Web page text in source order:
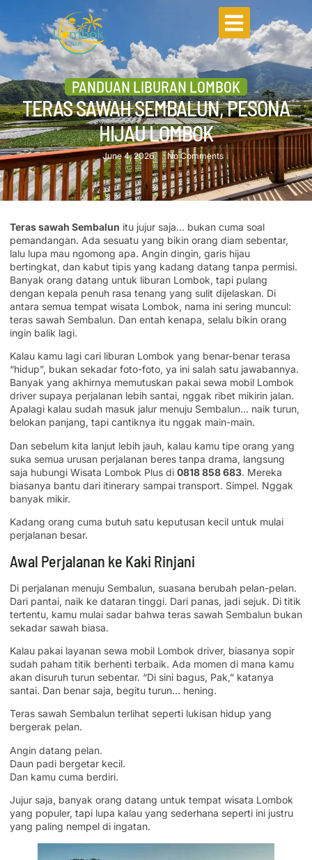
PANDUAN LIBURAN LOMBOK
TERAS SAWAH SEMBALUN, PESONA
HIJAU LOMBOK
June 4, 2026 No Comments
Teras sawah Sembalun itu jujur saja… bukan cuma soal
pemandangan. Ada sesuatu yang bikin orang diam sebentar,
lalu lupa mau ngomong apa. Angin dingin, garis hijau
bertingkat, dan kabut tipis yang kadang datang tanpa permisi.
Banyak orang datang untuk liburan Lombok, tapi pulang
dengan kepala penuh rasa tenang yang sulit dijelaskan. Di
antara semua tempat wisata Lombok, nama ini sering muncul:
teras sawah Sembalun. Dan entah kenapa, selalu bikin orang
ingin balik lagi.
Kalau kamu lagi cari liburan Lombok yang benar-benar terasa
“hidup”, bukan sekadar foto-foto, ya ini salah satu jawabannya.
Banyak yang akhirnya memutuskan pakai sewa mobil Lombok
driver supaya perjalanan lebih santai, nggak ribet mikirin jalan.
Apalagi kalau sudah masuk jalur menuju Sembalun… naik turun,
belokan panjang, tapi cantiknya itu nggak main-main.
Dan sebelum kita lanjut lebih jauh, kalau kamu tipe orang yang
suka semua urusan perjalanan beres tanpa drama, langsung
saja hubungi Wisata Lombok Plus di 0818 858 683. Mereka
biasanya bantu dari itinerary sampai transport. Simpel. Nggak
banyak mikir.
Kadang orang cuma butuh satu keputusan kecil untuk mulai
perjalanan besar.
Awal Perjalanan ke Kaki Rinjani
Di perjalanan menuju Sembalun, suasana berubah pelan-pelan.
Dari pantai, naik ke dataran tinggi. Dari panas, jadi sejuk. Di titik
tertentu, kamu mulai sadar bahwa teras sawah Sembalun bukan
sekadar sawah biasa.
Kalau pakai layanan sewa mobil Lombok driver, biasanya sopir
sudah paham titik berhenti terbaik. Ada momen di mana kamu
akan disuruh turun sebentar. “Di sini bagus, Pak,” katanya
santai. Dan benar saja, begitu turun… hening.
Teras sawah Sembalun terlihat seperti lukisan hidup yang
bergerak pelan.
Angin datang pelan.
Daun padi bergetar kecil.
Dan kamu cuma berdiri.
Jujur saja, banyak orang datang untuk tempat wisata Lombok
yang populer, tapi lupa kalau yang sederhana seperti ini justru
yang paling nempel di ingatan.